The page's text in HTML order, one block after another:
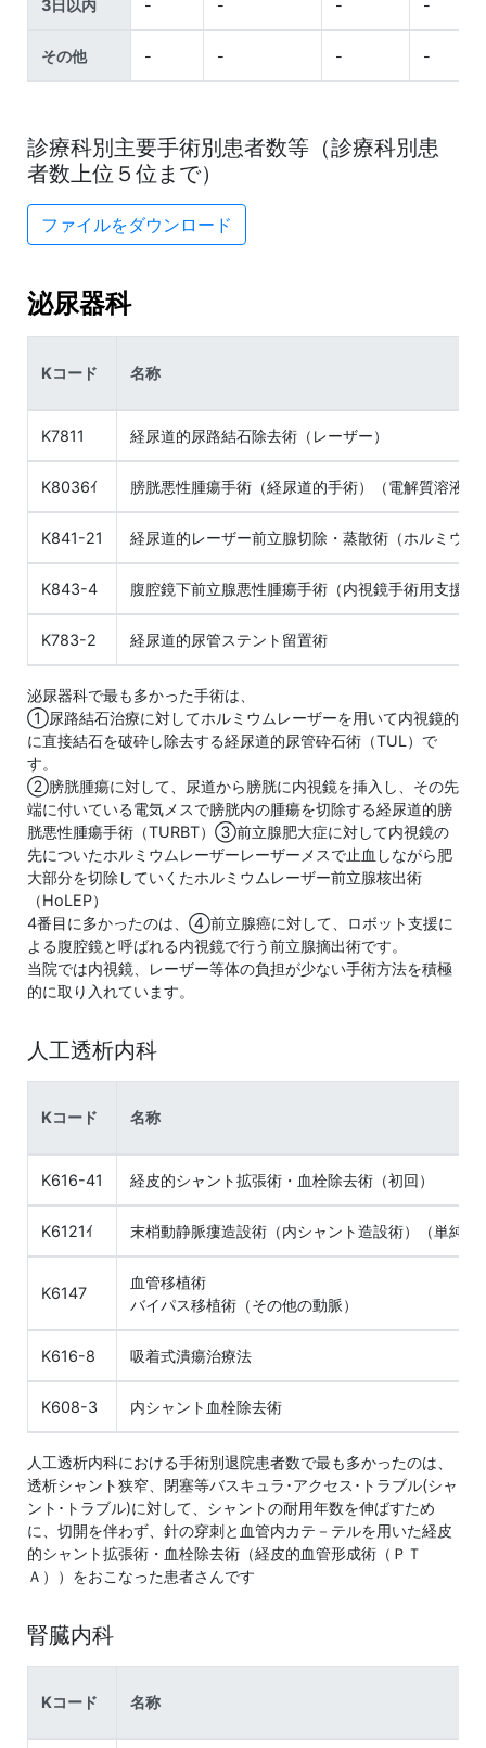
3日以内 - - - -
その他 - - - -
診療科別主要手術別患者数等（診療科別患
者数上位５位まで）
ファイルをダウンロード
泌尿器科
Kコード 名称
K7811 経尿道的尿路結石除去術（レーザー）
K8036ｲ 膀胱悪性腫瘍手術（経尿道的手術）（電解質溶液利
K841-21 経尿道的レーザー前立腺切除・蒸散術（ホルミウム
K843-4 腹腔鏡下前立腺悪性腫瘍手術（内視鏡手術用支援機
K783-2 経尿道的尿管ステント留置術
泌尿器科で最も多かった手術は、
①尿路結石治療に対してホルミウムレーザーを用いて内視鏡的
に直接結石を破砕し除去する経尿道的尿管砕石術（TUL）で
す。
②膀胱腫瘍に対して、尿道から膀胱に内視鏡を挿入し、その先
端に付いている電気メスで膀胱内の腫瘍を切除する経尿道的膀
胱悪性腫瘍手術（TURBT）③前立腺肥大症に対して内視鏡の
先についたホルミウムレーザーレーザーメスで止血しながら肥
大部分を切除していくたホルミウムレーザー前立腺核出術
（HoLEP）
4番目に多かったのは、④前立腺癌に対して、ロボット支援に
よる腹腔鏡と呼ばれる内視鏡で行う前立腺摘出術です。
当院では内視鏡、レーザー等体の負担が少ない手術方法を積極
的に取り入れています。
人工透析内科
Kコード 名称
K616-41 経皮的シャント拡張術・血栓除去術（初回）
K6121ｲ 末梢動静脈瘻造設術（内シャント造設術）（単純）
K6147
血管移植術
バイパス移植術（その他の動脈）
K616-8 吸着式潰瘍治療法
K608-3 内シャント血栓除去術
人工透析内科における手術別退院患者数で最も多かったのは、
透析シャント狭窄、閉塞等バスキュラ･アクセス･トラブル(シャ
ント･トラブル)に対して、シャントの耐用年数を伸ばすため
に、切開を伴わず、針の穿刺と血管内カテ－テルを用いた経皮
的シャント拡張術・血栓除去術（経皮的血管形成術（ＰＴ
Ａ））をおこなった患者さんです
腎臓内科
Kコード 名称